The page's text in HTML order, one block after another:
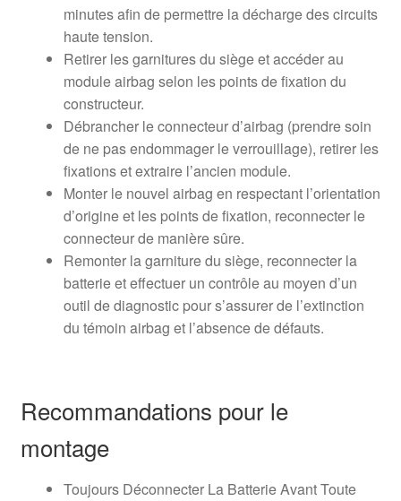
minutes afin de permettre la décharge des circuits
haute tension.
Retirer les garnitures du siège et accéder au
module airbag selon les points de fixation du
constructeur.
Débrancher le connecteur d’airbag (prendre soin
de ne pas endommager le verrouillage), retirer les
fixations et extraire l’ancien module.
Monter le nouvel airbag en respectant l’orientation
d’origine et les points de fixation, reconnecter le
connecteur de manière sûre.
Remonter la garniture du siège, reconnecter la
batterie et effectuer un contrôle au moyen d’un
outil de diagnostic pour s’assurer de l’extinction
du témoin airbag et l’absence de défauts.
Recommandations pour le
montage
Toujours Déconnecter La Batterie Avant Toute